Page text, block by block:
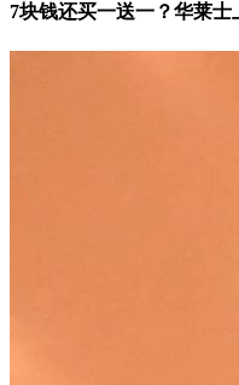
7块钱还买一送一？华莱士